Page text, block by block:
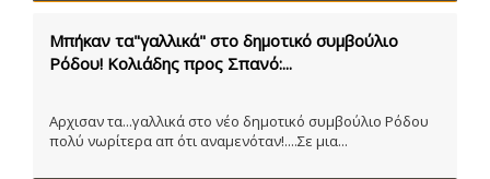
Μπήκαν τα"γαλλικά" στο δημοτικό συμβούλιο
Ρόδου! Κολιάδης προς Σπανό:...
Αρχισαν τα...γαλλικά στο νέο δημοτικό συμβούλιο Ρόδου
πολύ νωρίτερα απ ότι αναμενόταν!....Σε μια...